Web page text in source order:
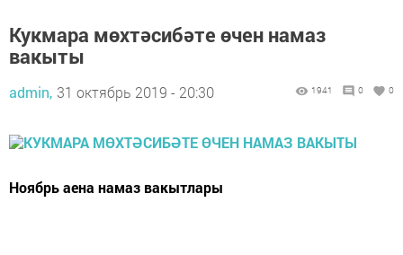
Кукмара мөхтәсибәте өчен намаз
вакыты
admin, 31 октябрь 2019 - 20:30 1941 0 0
Ноябрь аена намаз вакытлары